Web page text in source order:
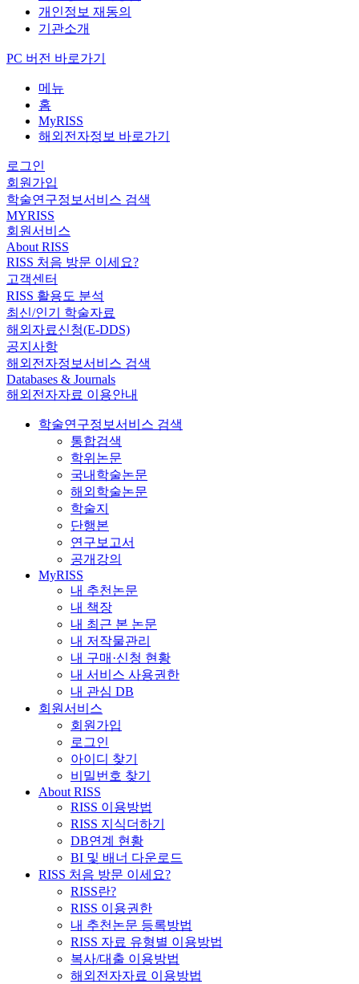
개인정보 재동의
기관소개
PC 버전 바로가기
메뉴
홈
MyRISS
해외전자정보 바로가기
로그인
회원가입
학술연구정보서비스 검색
MYRISS
회원서비스
About RISS
RISS 처음 방문 이세요?
고객센터
RISS 활용도 분석
최신/인기 학술자료
해외자료신청(E-DDS)
공지사항
해외전자정보서비스 검색
Databases & Journals
해외전자자료 이용안내
학술연구정보서비스 검색
통합검색
학위논문
국내학술논문
해외학술논문
학술지
단행본
연구보고서
공개강의
MyRISS
내 추천논문
내 책장
내 최근 본 논문
내 저작물관리
내 구매·신청 현황
내 서비스 사용권한
내 관심 DB
회원서비스
회원가입
로그인
아이디 찾기
비밀번호 찾기
About RISS
RISS 이용방법
RISS 지식더하기
DB연계 현황
BI 및 배너 다운로드
RISS 처음 방문 이세요?
RISS란?
RISS 이용권한
내 추천논문 등록방법
RISS 자료 유형별 이용방법
복사/대출 이용방법
해외전자자료 이용방법